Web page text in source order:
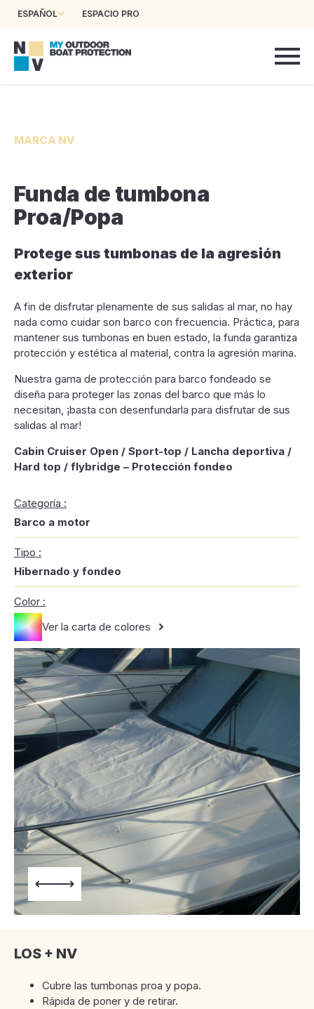
ESPAÑOL ESPACIO PRO
MARCA NV
Funda de tumbona
Proa/Popa
Protege sus tumbonas de la agresión
exterior
A fin de disfrutar plenamente de sus salidas al mar, no hay
nada como cuidar son barco con frecuencia. Práctica, para
mantener sus tumbonas en buen estado, la funda garantiza
protección y estética al material, contra la agresión marina.
Nuestra gama de protección para barco fondeado se
diseña para proteger las zonas del barco que más lo
necesitan, ¡basta con desenfundarla para disfrutar de sus
salidas al mar!
Cabin Cruiser Open / Sport-top / Lancha deportiva /
Hard top / flybridge – Protección fondeo
Categoría :
Barco a motor
Tipo :
Hibernado y fondeo
Color :
Ver la carta de colores
LOS + NV
Cubre las tumbonas proa y popa.
Rápida de poner y de retirar.